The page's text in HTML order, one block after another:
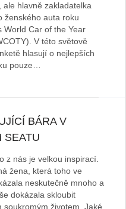
ale hlavně zakladatelka
ženského auta roku
World Car of the Year
V této světově
hlasují o nejlepších
pouze…
BÁRA V
SEATU
z nás je velkou inspirací.
žena, která toho ve
neskutečně mnoho a
dokázala skloubit
soukromým životem. Jaké